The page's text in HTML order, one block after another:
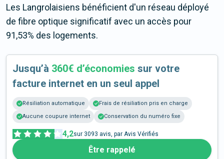
Les Langrolaisiens bénéficient d'un réseau déployé
de fibre optique significatif avec un accès pour
91,53% des logements.
Jusqu’à 360€ d’économies sur votre
facture internet en un seul appel
Résiliation automatique
Frais de résiliation pris en charge
Aucune coupure internet
Conservation du numéro fixe
4,2sur 3093 avis, par Avis Vérifiés
Être rappelé